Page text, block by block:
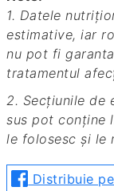
1. Datele nutriționale furnizate la unele rețete sunt
estimative, iar
nu pot fi
tratamentul
2. Secțiunile de echipamente și ingrediente de mai
sus pot conține
le folosesc și le
Distribuie